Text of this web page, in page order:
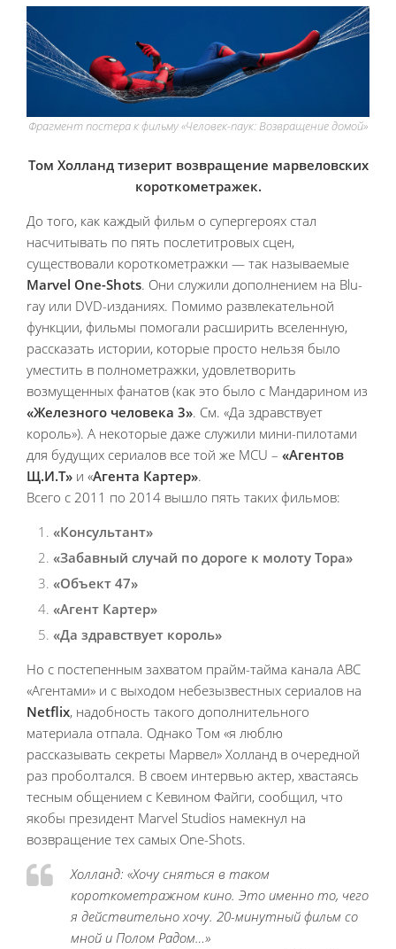
Фрагмент постера к фильму «Человек-паук: Возвращение домой»
Том Холланд тизерит возвращение марвеловских
короткометражек.
До того, как каждый фильм о супергероях стал
насчитывать по пять послетитровых сцен,
существовали короткометражки — так называемые
Marvel One-Shots. Они служили дополнением на Blu-
ray или DVD-изданиях. Помимо развлекательной
функции, фильмы помогали расширить вселенную,
рассказать истории, которые просто нельзя было
уместить в полнометражки, удовлетворить
возмущенных фанатов (как это было с Мандарином из
«Железного человека 3». См. «Да здравствует
король»). А некоторые даже служили мини-пилотами
для будущих сериалов все той же MCU – «Агентов
Щ.И.Т» и «Агента Картер».
Всего с 2011 по 2014 вышло пять таких фильмов:
«Консультант»
«Забавный случай по дороге к молоту Тора»
«Объект 47»
«Агент Картер»
«Да здравствует король»
Но с постепенным захватом прайм-тайма канала ABC
«Агентами» и с выходом небезызвестных сериалов на
Netflix, надобность такого дополнительного
материала отпала. Однако Том «я люблю
рассказывать секреты Марвел» Холланд в очередной
раз проболтался. В своем интервью актер, хвастаясь
тесным общением с Кевином Файги, сообщил, что
якобы президент Marvel Studios намекнул на
возвращение тех самых One-Shots.
Холланд: «Хочу сняться в таком
короткометражном кино. Это именно то, чего
я действительно хочу. 20-минутный фильм со
мной и Полом Радом…»